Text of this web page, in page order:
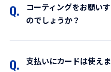
Q.
コーティングをお願い
のでしょうか？
Q. 支払いにカードは使え